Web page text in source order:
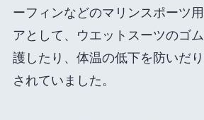
ーフィンなどのマリンスポーツ
アとして、ウエットスーツのゴ
護したり、体温の低下を防いだ
されていました。